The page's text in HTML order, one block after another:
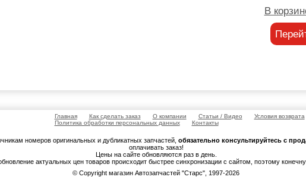
В
Главная Как сделать заказ О компании Статьи / Видео Условия возврата
Политика обработки персональных данных
Контакты
номеров оригинальных и дубликатных запчастей,обязательно консультируйтесь с
оплачивать заказ!
Цены на сайте обновляются раз в день.
актуальных цен товаров происходит быстрее синхронизации с сайтом, поэтому
© Copyright магазин Автозапчастей "Старс", 1997-2026